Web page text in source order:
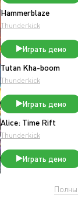
Hammerblaze
Thunderkick
Играть демо
Tutan Kha-boom
Thunderkick
Играть демо
Alice: Time Rift
Thunderkick
Играть демо